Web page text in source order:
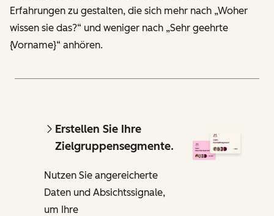
Erfahrungen zu gestalten, die sich mehr nach „Woher
wissen sie das?“ und weniger nach „Sehr geehrte
{Vorname}“ anhören.
Erstellen Sie Ihre
Zielgruppensegmente.
Nutzen Sie angereicherte
Daten und Absichtssignale,
um Ihre